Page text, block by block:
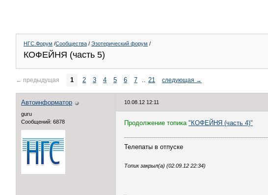
НГС.Форум /Сообщества / Эзотерический форум /
КОФЕЙНЯ (часть 5)
← предыдущая 1 2 3 4 5 6 7 .. 21 следующая →
Автоинформатор
guru
Сообщений: 6878
10.08.12 12:11
Продолжение топика "КОФЕЙНЯ (часть 4)"
Телепаты в отпуске
Топик закрыл(а) (02.09.12 22:34)